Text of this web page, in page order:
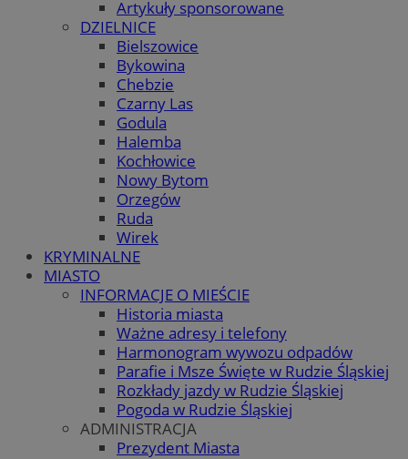
Artykuły sponsorowane
DZIELNICE
Bielszowice
Bykowina
Chebzie
Czarny Las
Godula
Halemba
Kochłowice
Nowy Bytom
Orzegów
Ruda
Wirek
KRYMINALNE
MIASTO
INFORMACJE O MIEŚCIE
Historia miasta
Ważne adresy i telefony
Harmonogram wywozu odpadów
Parafie i Msze Święte w Rudzie Śląskiej
Rozkłady jazdy w Rudzie Śląskiej
Pogoda w Rudzie Śląskiej
ADMINISTRACJA
Prezydent Miasta